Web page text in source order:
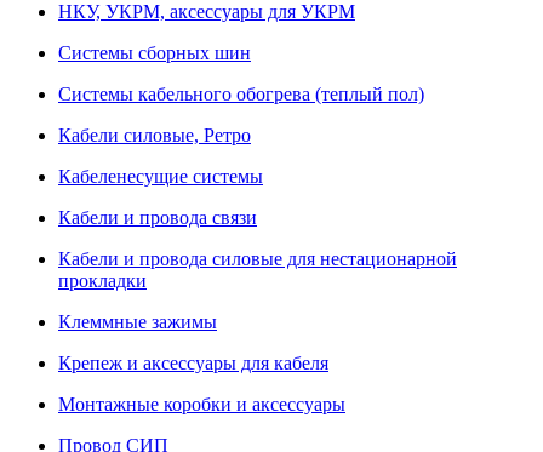
НКУ, УКРМ, аксессуары для УКРМ
Системы сборных шин
Системы кабельного обогрева (теплый пол)
Кабели силовые, Ретро
Кабеленесущие системы
Кабели и провода связи
Кабели и провода силовые для нестационарной
прокладки
Клеммные зажимы
Крепеж и аксессуары для кабеля
Монтажные коробки и аксессуары
Провод СИП